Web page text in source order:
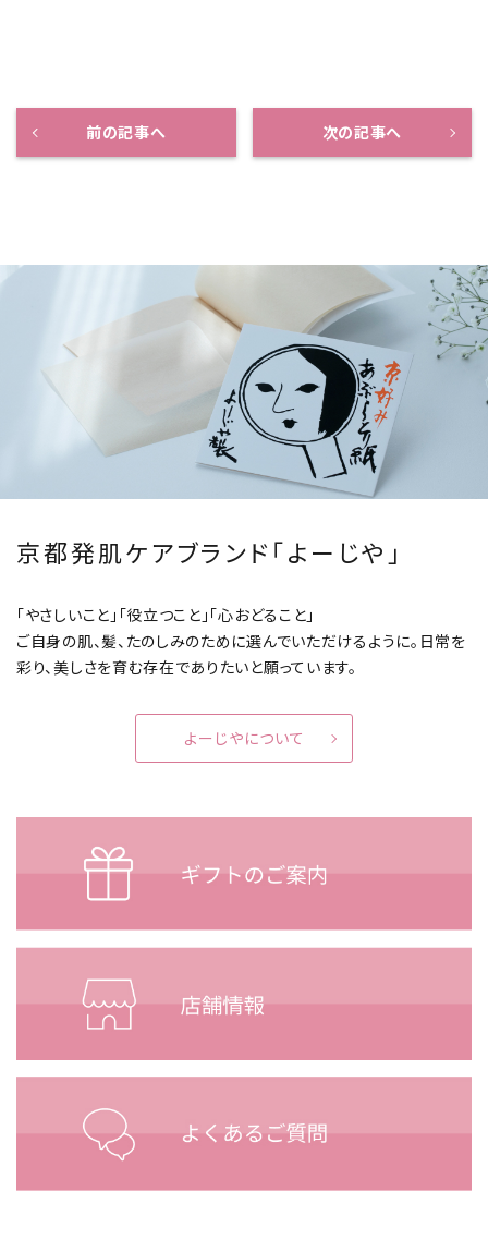
前の記事へ 次の記事へ
京都発肌ケアブランド「よーじや」
「やさしいこと」「役立つこと」「心おどること」
ご自身の肌、髪、たのしみのために選んでいただけるように。 日常を
彩り、美しさを育む存在でありたいと願っています。
よーじやについて